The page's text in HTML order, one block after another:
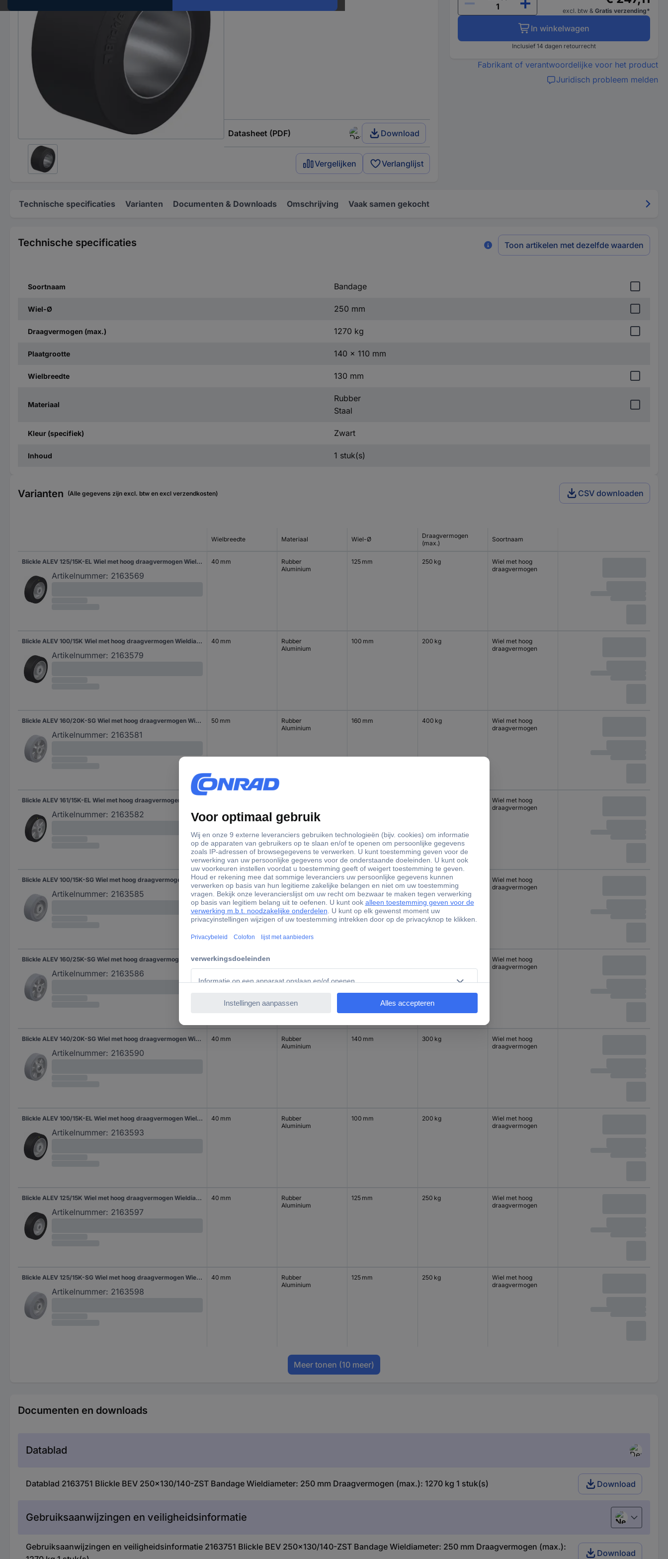
Datasheet (PDF) Download
Vergelijken Verlanglijst
excl. btw & Gratis verzending*
In winkelwagen
Inclusief 14 dagen retourrecht
Fabrikant of verantwoordelijke voor het product
Juridisch probleem melden
Technische specificaties Varianten Documenten & Downloads Omschrijving Vaak samen gekocht
Technische specificaties Toon artikelen met dezelfde waarden
Soortnaam Bandage
Wiel-Ø 250 mm
Draagvermogen (max.) 1270 kg
Plaatgrootte 140 x 110 mm
Wielbreedte 130 mm
Materiaal
Rubber
Staal
Kleur (specifiek) Zwart
Inhoud 1 stuk(s)
Varianten (Alle gegevens zijn excl. btw en excl verzendkosten) CSV downloaden
Wielbreedte Materiaal Wiel-Ø
Draagvermogen
(max.)
Soortnaam
Blickle ALEV 125/15K-EL Wiel met hoog draagvermogen Wieldiameter: 125 mm Draagvermogen (max.): 250 kg 1 stuk(s)
Artikelnummer: 2163569
40 mm
Rubber
Aluminium
125 mm 250 kg
Wiel met hoog
draagvermogen
Blickle ALEV 100/15K Wiel met hoog draagvermogen Wieldiameter: 100 mm Draagvermogen (max.): 200 kg 1 stuk(s)
Artikelnummer: 2163579
40 mm
Rubber
Aluminium
100 mm 200 kg
Wiel met hoog
draagvermogen
Blickle ALEV 160/20K-SG Wiel met hoog draagvermogen Wieldiameter: 160 mm Draagvermogen (max.): 400 kg 1 stuk(s)
Artikelnummer: 2163581
50 mm
Rubber
Aluminium
160 mm 400 kg
Wiel met hoog
draagvermogen
Artikelnummer: 2163582
Wiel met hoog
draagvermogen
Blickle ALEV 100/15K-SG Wiel met hoog draagvermogen Wieldiameter: 100 mm Draagvermogen (max.): 200 kg 1 stuk(s)
Artikelnummer: 2163585
40 mm
Rubber
Aluminium
100 mm 200 kg
Wiel met hoog
draagvermogen
Blickle ALEV 160/25K-SG Wiel met hoog draagvermogen Wieldiameter: 160 mm Draagvermogen (max.): 400 kg 1 stuk(s)
Artikelnummer: 2163586
50 mm
Wiel met hoog
draagvermogen
Blickle ALEV 140/20K-SG Wiel met hoog draagvermogen Wieldiameter: 140 mm Draagvermogen (max.): 300 kg 1 stuk(s)
Artikelnummer: 2163590
40 mm
Rubber
Aluminium
140 mm 300 kg
Wiel met hoog
draagvermogen
Blickle ALEV 100/15K-EL Wiel met hoog draagvermogen Wieldiameter: 100 mm Draagvermogen (max.): 200 kg 1 stuk(s)
Artikelnummer: 2163593
40 mm
Rubber
Aluminium
100 mm 200 kg
Wiel met hoog
draagvermogen
Blickle ALEV 125/15K Wiel met hoog draagvermogen Wieldiameter: 125 mm Draagvermogen (max.): 250 kg 1 stuk(s)
Artikelnummer: 2163597
40 mm
Rubber
Aluminium
125 mm 250 kg
Wiel met hoog
draagvermogen
Blickle ALEV 125/15K-SG Wiel met hoog draagvermogen Wieldiameter: 125 mm Draagvermogen (max.): 250 kg 1 stuk(s)
Artikelnummer: 2163598
40 mm
Rubber
Aluminium
125 mm 250 kg
Wiel met hoog
draagvermogen
Meer tonen (10 meer)
Documenten en downloads
Datablad
Datablad 2163751 Blickle BEV 250x130/140-ZST Bandage Wieldiameter: 250 mm Draagvermogen (max.): 1270 kg 1 stuk(s) Download
Gebruiksaanwijzingen en veiligheidsinformatie Nederlands
Gebruiksaanwijzingen en veiligheidsinformatie 2163751 Blickle BEV 250x130/140-ZST Bandage Wieldiameter: 250 mm Draagvermogen (max.):
Download